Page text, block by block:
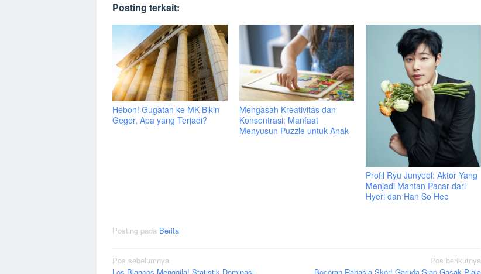
Posting terkait:
Heboh! Gugatan ke MK Bikin
Geger, Apa yang Terjadi?
Mengasah Kreativitas dan
Konsentrasi: Manfaat
Menyusun Puzzle untuk Anak
Profil Ryu Junyeol: Aktor Yang
Menjadi Mantan Pacar dari
Hyeri dan Han So Hee
Posting pada Berita
Navigasi
Pos sebelumnya
Los Blancos Menggila! Statistik Dominasi,
Pos berikutnya
Bocoran Rahasia Skor! Garuda Siap Gasak Piala